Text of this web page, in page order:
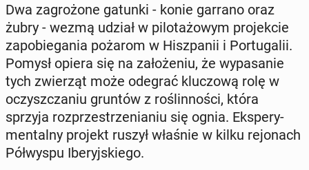
Dwa za­gro­żo­ne gatunki - konie garrano oraz
żubry - wezmą udział w pi­lo­ta­żo­wym pro­jek­cie
za­po­bie­ga­nia pożarom w Hisz­pa­nii i Por­tu­ga­lii.
Pomysł opiera się na za­ło­że­niu, że wy­pa­sa­nie
tych zwie­rząt może odegrać klu­czo­wą rolę w
oczysz­cza­niu gruntów z ro­ślin­no­ści, która
sprzyja roz­prze­strze­nia­niu się ognia. Eks­pe­ry­
men­tal­ny projekt ruszył właśnie w kilku re­jo­nach
Pół­wy­spu Ibe­ryj­skie­go.